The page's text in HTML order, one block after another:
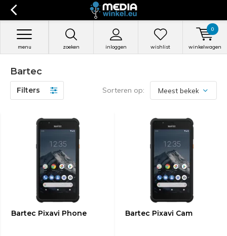
zoeken inloggen
menu wishlist winkelwagen
0
Bartec
Filters Sorteren op:
Bartec Pixavi Phone Bartec Pixavi Cam